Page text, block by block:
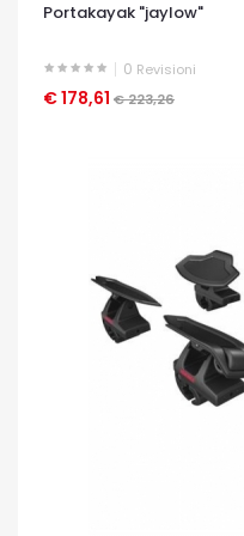
Portakayak "jaylow"
0 Revisioni
€ 178,61 € 223,26
OCCHIATA VELOCE